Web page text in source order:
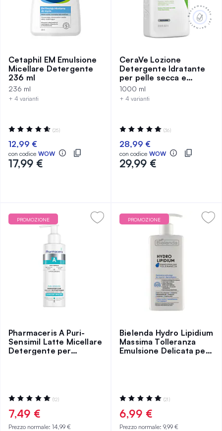
Cetaphil EM Emulsione
Micellare Detergente
236 ml
236 ml
+ 4 varianti
Valutazione:
94%
(25)
12,99 €
con codice WOW
17,99 €
CeraVe Lozione
Detergente Idratante
per pelle secca e
normale, 1000 ml
1000 ml
+ 4 varianti
Valutazione:
98%
(36)
28,99 €
con codice WOW
29,99 €
PROMOZIONE
Pharmaceris A Puri-
Sensimil Latte Micellare
Detergente per
Valutazione:
97%
(12)
7,49 €
Prezzo normale: 14,99 €
PROMOZIONE
Bielenda Hydro Lipidium
Massima Tolleranza
Emulsione Delicata per
Valutazione:
98%
(21)
6,99 €
Prezzo normale: 9,99 €